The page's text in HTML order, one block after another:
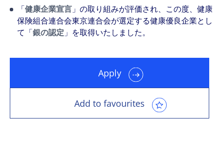
「健康企業宣言 」の取り組みが評価され、この度、健康
保険組合連合会東京連合会が選定する健康優良企業とし
て「銀の認定 」を取得いたしました。
Apply
Add to favourites